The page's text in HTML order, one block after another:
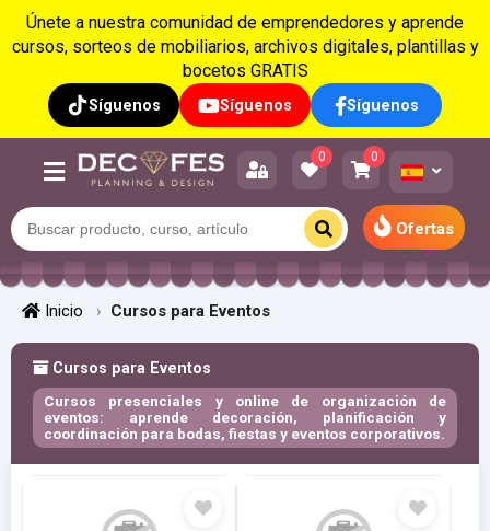
Únete a nuestra comunidad de emprendedores y aprende
cursos, sorteos de mobiliarios, archivos digitales, plantillas y
bocetos GRATIS
Síguenos Síguenos Síguenos
0 0
Ofertas
Inicio Cursos para Eventos
Cursos para Eventos
Cursos presenciales y online de organización de
eventos: aprende decoración, planificación y
coordinación para bodas, fiestas y eventos corporativos.